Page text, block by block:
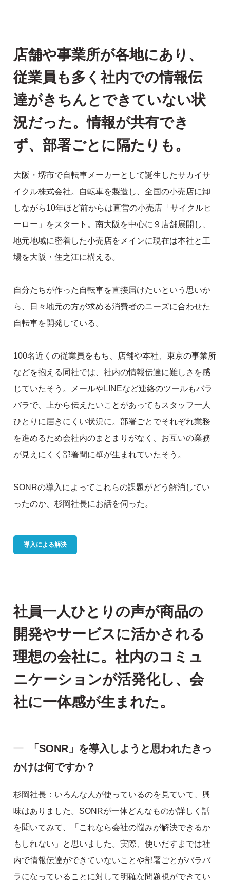
店舗や事業所が各地にあり、
従業員も多く社内での情報伝
達がきちんとできていない状
況だった。情報が共有でき
ず、部署ごとに隔たりも。
大阪・堺市で自転車メーカーとして誕生したサカイサ
イクル株式会社。自転車を製造し、全国の小売店に卸
しながら10年ほど前からは直営の小売店「サイクルヒ
ーロー」をスタート。南大阪を中心に９店舗展開し、
地元地域に密着した小売店をメインに現在は本社と工
場を大阪・住之江に構える。
自分たちが作った自転車を直接届けたいという思いか
ら、日々地元の方が求める消費者のニーズに合わせた
自転車を開発している。
100名近くの従業員をもち、店舗や本社、東京の事業所
などを抱える同社では、社内の情報伝達に難しさを感
じていたそう。メールやLINEなど連絡のツールもバラ
バラで、上から伝えたいことがあってもスタッフ一人
ひとりに届きにくい状況に。部署ごとでそれぞれ業務
を進めるため会社内のまとまりがなく、お互いの業務
が見えにくく部署間に壁が生まれていたそう。
SONRの導入によってこれらの課題がどう解消してい
ったのか、杉岡社長にお話を伺った。
導入による解決
社員一人ひとりの声が商品の
開発やサービスに活かされる
理想の会社に。社内のコミュ
ニケーションが活発化し、会
社に一体感が生まれた。
「SONR」を導入しようと思われたきっ
かけは何ですか？
杉岡社長：いろんな人が使っているのを見ていて、興
味はありました。SONRが一体どんなものか詳しく話
を聞いてみて、「これなら会社の悩みが解決できるか
もしれない」と思いました。実際、使いだすまでは社
内で情報伝達ができていないことや部署ごとがバラバ
ラになっていることに対して明確な問題視ができてい